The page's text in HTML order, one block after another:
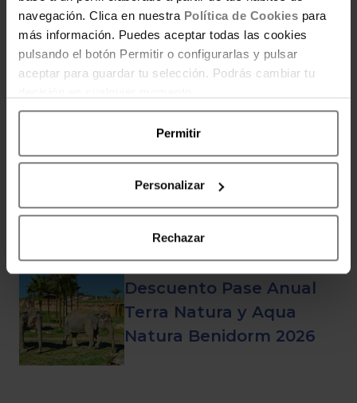
navegación. Clica en nuestra Política de Cookies para
más información. Puedes aceptar todas las cookies
pulsando el botón Permitir o configurarlas y pulsar
aceptar para guardar tu selección. Podrás cambiar tu
Permitir
Personalizar
Rechazar
Código descuento para
los apartamentos de
Magic World
¡Vuelve el Magic Play
Fest! El planazo de
gaming y ahorro que
esperabas
Descuento Pase Anual
Terra Natura y Aqua
Natura Benidorm 2026